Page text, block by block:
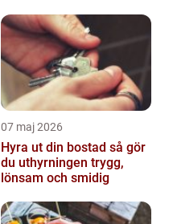
07 maj 2026
Hyra ut din bostad så gör
du uthyrningen trygg,
lönsam och smidig